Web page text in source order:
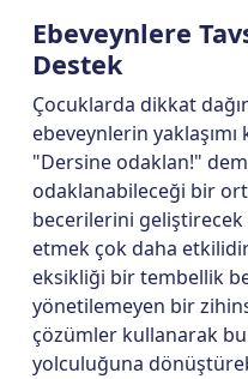
Ebeveynlere
Destek
Çocuklarda dikkat
ebeveynlerin
"Dersine odaklan!"
odaklanabileceği bir
becerilerini geliştirecek
etmek çok daha
eksikliği bir tembellik
yönetilemeyen bir
çözümler kullanarak
yolculuğuna